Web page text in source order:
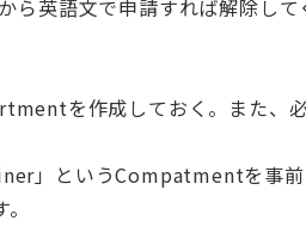
英語文で申請すれば解除して
を作成しておく。また、
」というCompatmentを事前